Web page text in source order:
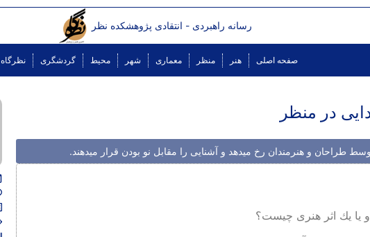
رسانه راهبردی - انتقادی پژوهشکده نظر
صفحه اصلی هنر منظر معماری شهر محیط گردشگری نظرگاه
در منظر
طراحان و هنرمندان رخ میدهد و آشنایی را مقابل نو بودن قرار میدهند.
يا يك اثر هنری چيست؟